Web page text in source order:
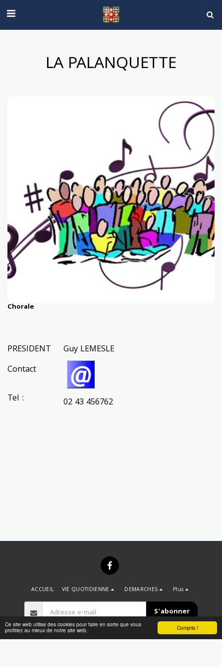
Compris !
Ce site web utilise des cookies pour faire en sorte que vous
profitiez au mieux de notre site web.
LA PALANQUETTE
Chorale
PRESIDENT
Guy LEMESLE
Contact
Tel :
02 43 456762
ACCUEIL VIE QUOTIDIENNE DEMARCHES Plus
S'abonner
ACCUEIL